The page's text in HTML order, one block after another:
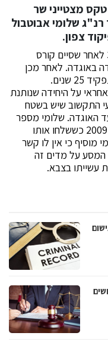
3.9, התקיים טקס מצטייני שר
רנ"ג שלומי אבוטבול
שלומי התגייס לפני 33 שנים לאוגדה 36 לאחר שסיים קורס
באוגדה. לאחר מכן
שלומי בתור מ"פ טכני בגדוד 388 אחראי על היחידה שנותנת
התקשוב שיש בשטח
האוגדה. שלומי מספר
על חלק משמעותי בשירותו שהיה בשנת 2009 כששלחו אותו
מוסיף כי אין לו קשר
המסע על מדים זה
עשייתו בצבא.